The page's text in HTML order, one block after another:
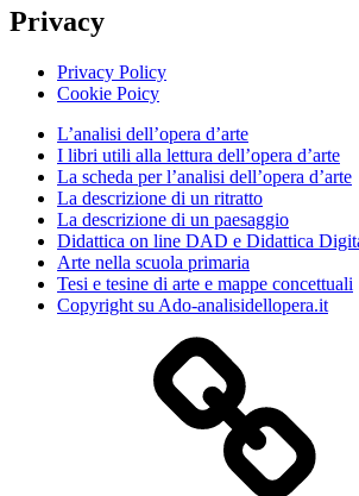
Privacy
Privacy Policy
Cookie Poicy
L’analisi dell’opera d’arte
I libri utili alla lettura dell’opera d’arte
La scheda per l’analisi dell’opera d’arte
La descrizione di un ritratto
La descrizione di un paesaggio
Didattica on line DAD e Didattica
Arte nella scuola primaria
Tesi e tesine di arte e mappe concettuali
Copyright su Ado-analisidellopera.it